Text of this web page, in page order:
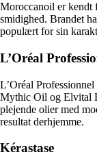
Moroccanoil er kendt
smidighed. Brandet
populært for sin
L’Oréal
L’Oréal
Mythic Oil og Elvital
plejende olier med
resultat derhjemme.
Kérastase